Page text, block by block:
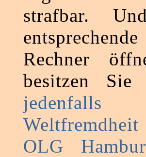
strafbar.
Rechner
besitzen
Weltfremdheit
OLG